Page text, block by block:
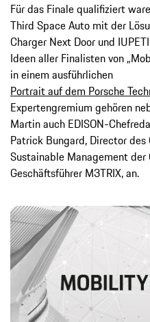
Für das Finale qualifiziert
Third Space Auto mit der
Charger Next Door und
Ideen aller Finalisten von
in einem ausführlichen
Portrait auf dem Porsche
Expertengremium gehören
Martin auch EDISON-
Patrick Bungard, Director des
Sustainable Management der
Geschäftsführer M3TRIX, an.